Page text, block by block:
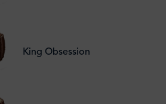
King Obsession